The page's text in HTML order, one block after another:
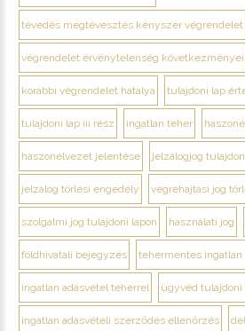
tévedés megtévesztés kényszer végrendelet
végrendelet érvénytelenség következményei
korábbi végrendelet hatálya tulajdoni lap
tulajdoni lap iii rész ingatlan teher
haszonélvezet jelentése jelzálogjog
jelzálog törlési engedély végrehajtási jog
szolgalmi jog tulajdoni lapon használati jog
földhivatali bejegyzés tehermentes
ingatlan adásvétel teherrel ügyvéd
ingatlan adásvételi szerződés ellenőrzés